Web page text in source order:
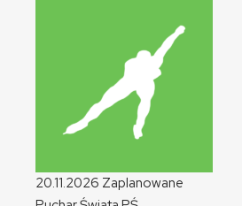
20.11.2026 Zaplanowane